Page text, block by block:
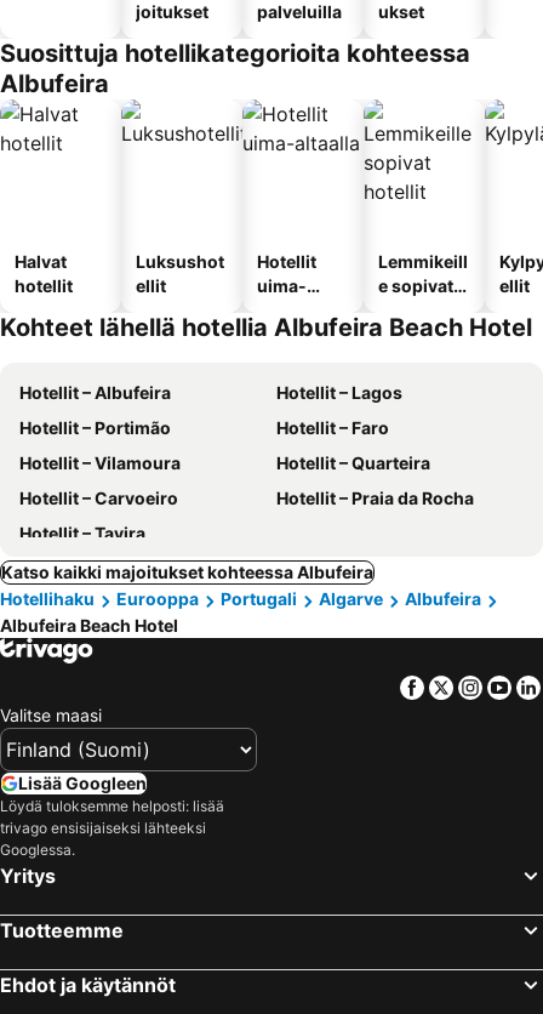
joitukset
palveluilla
ukset
Suosittuja hotellikategorioita kohteessa
Albufeira
Halvat
hotellit
Luksushot
ellit
Hotellit
uima-
Lemmikeill
e sopivat
ellit
Kohteet lähellä hotellia Albufeira Beach Hotel
Hotellit – Albufeira
Hotellit – Lagos
Hotellit – Portimão
Hotellit – Faro
Hotellit – Vilamoura
Hotellit – Quarteira
Hotellit – Carvoeiro
Hotellit – Praia da Rocha
Hotellit – Tavira
Katso kaikki majoitukset kohteessa Albufeira
Hotellihaku
Eurooppa Portugali Algarve
Albufeira
Albufeira Beach Hotel
Facebook
Twitter
Valitse maasi
Lisää Googleen
Löydä tuloksemme helposti: lisää
trivago ensisijaiseksi lähteeksi
Googlessa.
Yritys
Tuotteemme
Ehdot ja käytännöt